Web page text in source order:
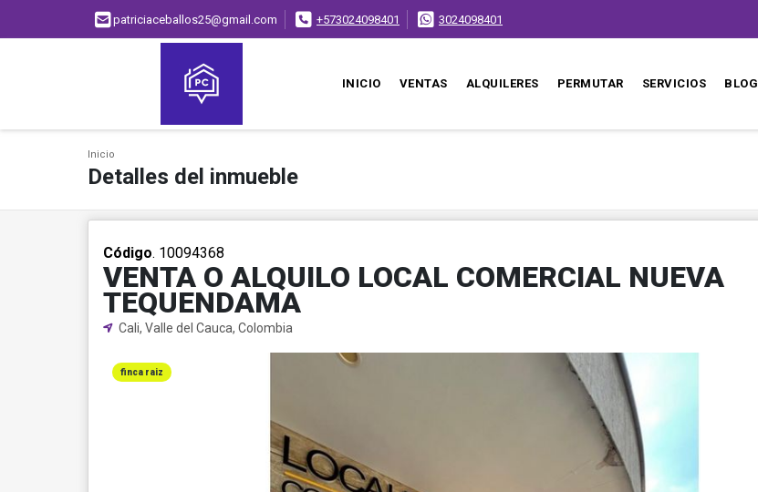
patriciaceballos25@gmail.com +573024098401 3024098401
INICIO VENTAS ALQUILERES PERMUTAR SERVICIOS BLOG
Inicio
Detalles del inmueble
Código. 10094368
VENTA O ALQUILO LOCAL COMERCIAL NUEVA
TEQUENDAMA
Cali, Valle del Cauca, Colombia
finca raiz